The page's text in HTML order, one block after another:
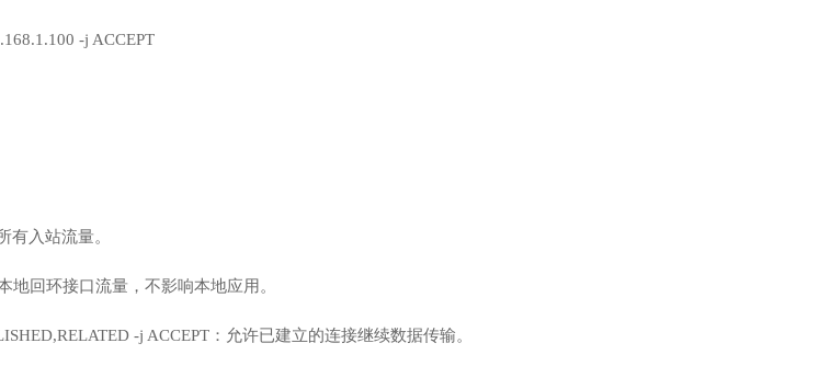
-j ACCEPT
有入站流量。
地回环接口流量，不影响本地应用。
-j ACCEPT：允许已建立的连接继续数据传输。